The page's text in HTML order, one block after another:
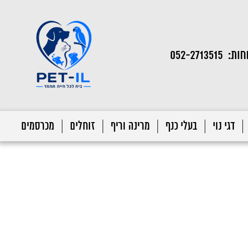
052-2713515
דגי נוי בעלי כנף מרינה וריף זוחלים מכרסמים